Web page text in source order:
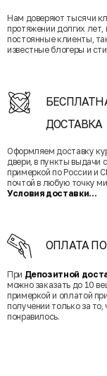
Нам доверяют тысячи
протяжении долгих лет,
постоянные клиенты,
известные блогеры и
ДОСТАВКА
Оформляем доставку
двери, в пункты выдачи с
примеркой по России и
почтой в любую точку
Условия доставки...
ОПЛАТА
При Депозитной
можно заказать до 10
примеркой и оплатой при
получении только за то,
понравилось.